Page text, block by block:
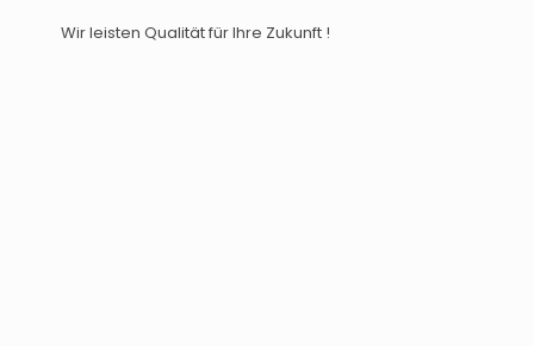
Wir leisten Qualität für Ihre Zukunft !